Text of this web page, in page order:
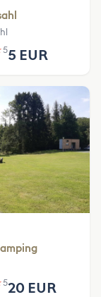
55 EUR
520 EUR